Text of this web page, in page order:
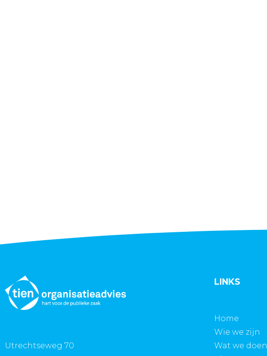
Utrechtseweg 70
LINKS
Home
Wie we zijn
Wat we doen